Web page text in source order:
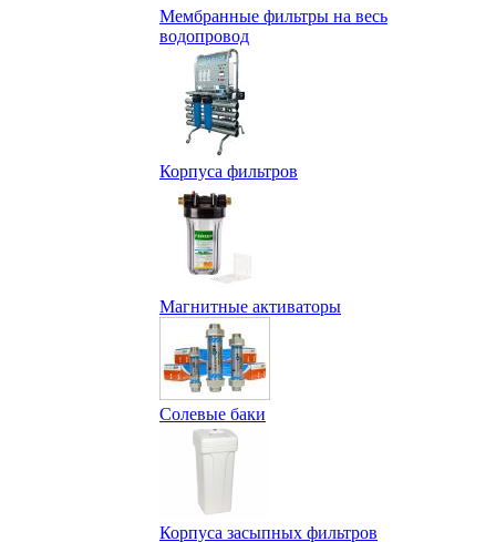
Мембранные фильтры на весь
водопровод
Корпуса фильтров
Магнитные активаторы
Солевые баки
Корпуса засыпных фильтров